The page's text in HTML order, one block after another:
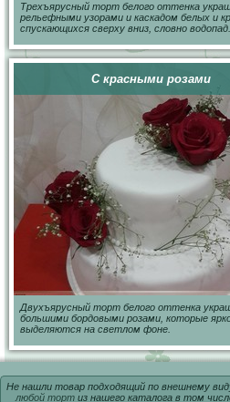
Трехъярусный торт белого оттенка
рельефными узорами и каскадом белых и
спускающихся сверху вниз, словно водопад.
С красными розами
Двухъярусный торт белого оттенка
большими бордовыми розами, которые
выделяются на светлом фоне.
Не нашли товар подходящий по внешнему
любой тортиз нашего каталога в том